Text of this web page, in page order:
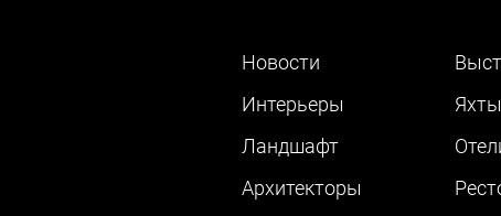
Новости
Интерьеры
Ландшафт
Архитекторы
Яхты